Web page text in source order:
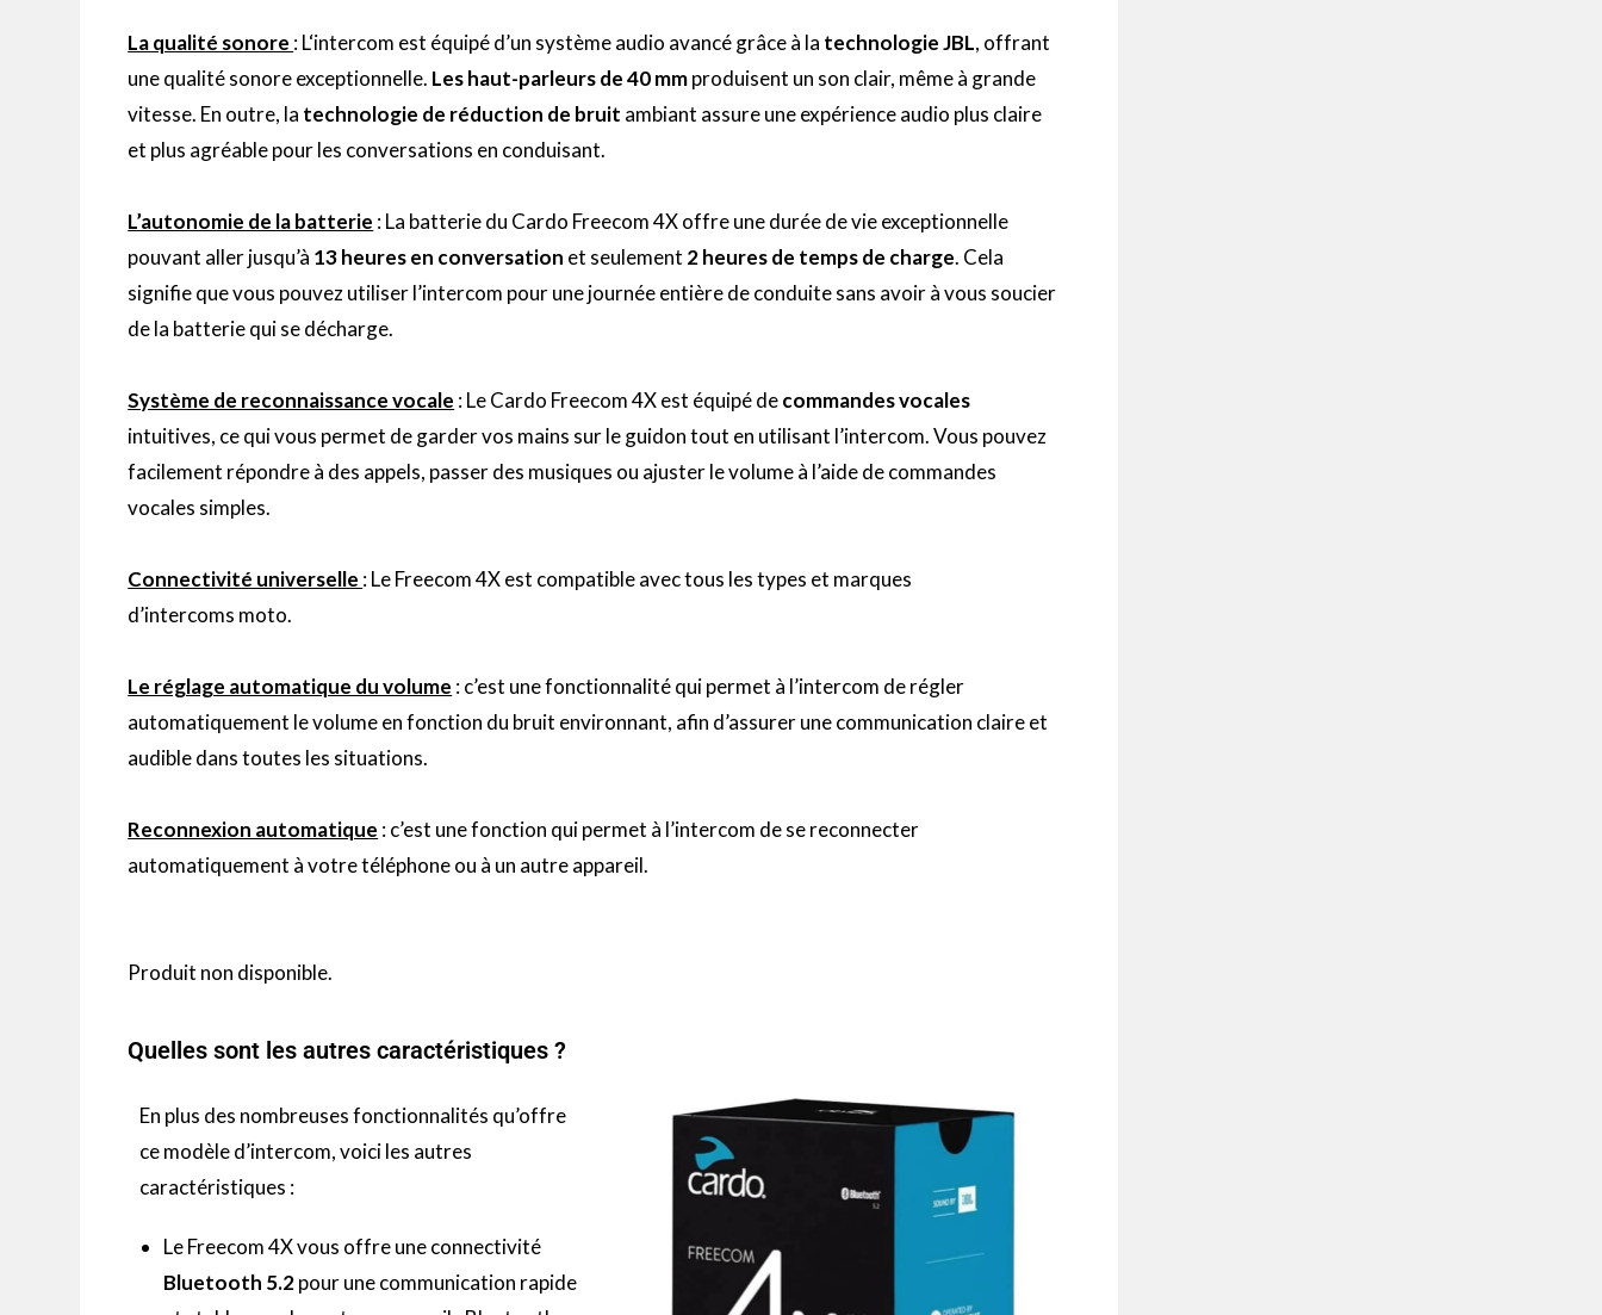
La qualité sonore :L‘intercom est équipé d’un système audio avancé grâce à la technologieJBL, offrant
une qualité sonore exceptionnelle. Les haut-parleurs de 40 mmproduisent un son clair, même à grande
vitesse. En outre, la technologie de réduction de bruit ambiant assure une expérience audio plus claire
et plus agréable pour les conversations en conduisant.
L’autonomie de la batterie :La batterie du Cardo Freecom4X offre une durée de vie exceptionnelle
pouvant aller jusqu’à 13 heures en conversation et seulement 2 heures de temps de charge. Cela
signifie que vous pouvez utiliser l’intercom pour une journée entière de conduite sans avoir à vous soucier
de la batterie qui se décharge.
Système de reconnaissance vocale :LeCardo Freecom4X est équipé decommandes vocales
intuitives, ce qui vous permet de garder vos mains sur le guidon tout en utilisant l’intercom.Vous pouvez
facilement répondre à des appels, passer des musiques ou ajuster le volume à l’aide de commandes
vocales simples.
Connectivité universelle :LeFreecom4X est compatible avec tous les types et marques
d’intercoms moto.
Le réglage automatique du volume :c’est une fonctionnalité qui permet à l’intercom de régler
automatiquement le volume en fonction du bruit environnant, afin d’assurer une communication claire et
audible dans toutes les situations.
Reconnexion automatique :c’est une fonction qui permet à l’intercom de se reconnecter
automatiquement à votre téléphone ou à un autre appareil.
Produit non disponible.
Quelles sont les autres caractéristiques ?
En plus des nombreuses fonctionnalités qu’offre
ce modèle d’intercom, voici les autres
caractéristiques :
LeFreecom4X vous offre une connectivité
Bluetooth 5.2pour une communication rapide